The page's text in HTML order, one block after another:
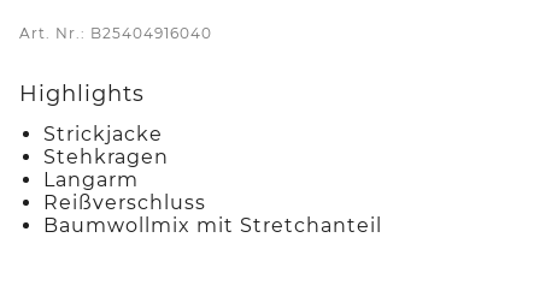
Art. Nr.: B25404916040
Highlights
Strickjacke
Stehkragen
Langarm
Reißverschluss
Baumwollmix mit Stretchanteil